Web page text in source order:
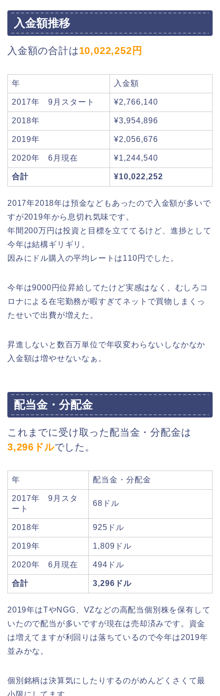
入金額推移
入金額の合計は10,022,252円
年 入金額
2017年 9月スタート ¥2,766,140
2018年 ¥3,954,896
2019年 ¥2,056,676
2020年 6月現在 ¥1,244,540
合計 ¥10,022,252
2017年2018年は預金などもあったので入金額が多いで
すが2019年から息切れ気味です。
年間200万円は投資と目標を立ててるけど、進捗として
今年は結構ギリギリ。
因みにドル購入の平均レートは110円でした。
今年は9000円位昇給してたけど実感はなく、むしろコ
ロナによる在宅勤務が暇すぎてネットで買物しまくっ
たせいで出費が増えた。
昇進しないと数百万単位で年収変わらないしなかなか
入金額は増やせないなぁ。
配当金・分配金
これまでに受け取った配当金・分配金は
3,296ドルでした。
年 配当金・分配金
2017年 9月スタ
ート
68ドル
2018年 925ドル
2019年 1,809ドル
2020年 6月現在 494ドル
合計 3,296ドル
2019年はTやNGG、VZなどの高配当個別株を保有して
いたので配当が多いですが現在は売却済みです。資金
は増えてますが利回りは落ちているので今年は2019年
並みかな。
個別銘柄は決算気にしたりするのがめんどくさくて最
小限にしてます。